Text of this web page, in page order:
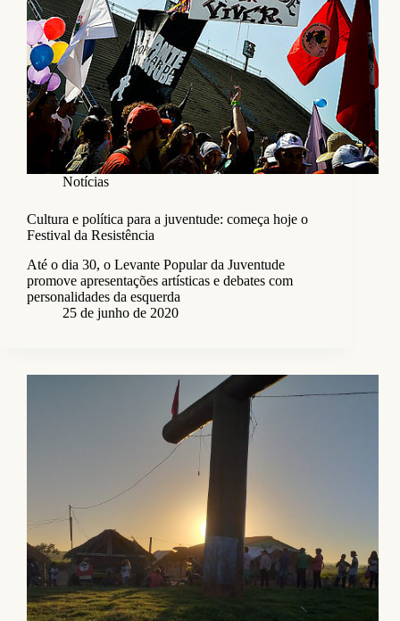
Notícias
Cultura e política para a juventude: começa hoje o
Festival da Resistência
Até o dia 30, o Levante Popular da Juventude
promove apresentações artísticas e debates com
personalidades da esquerda
25 de junho de 2020